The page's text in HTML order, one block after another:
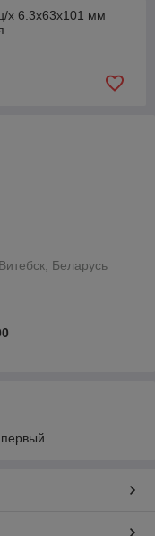
х 6.3х63х101 мм
Беларусь